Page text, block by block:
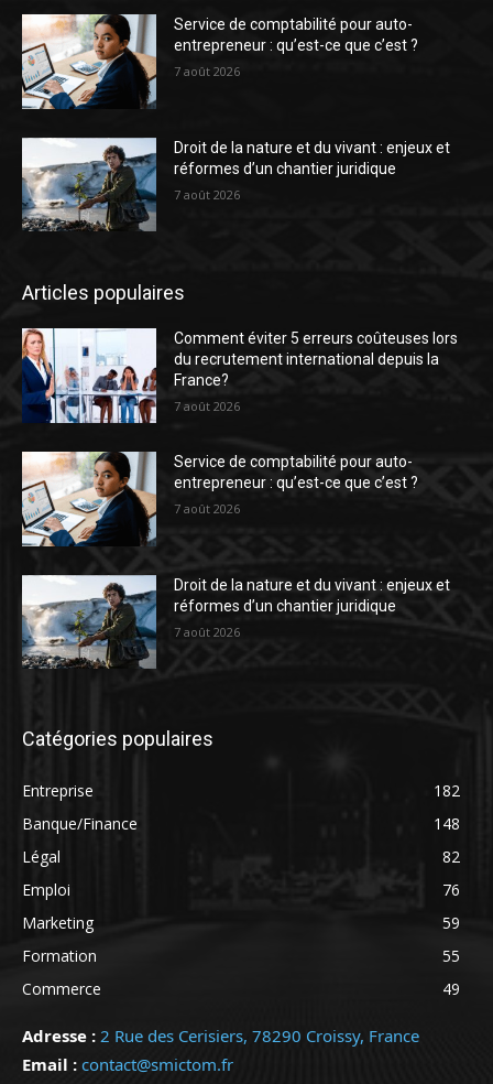
Service de comptabilité pour auto-
entrepreneur : qu’est-ce que c’est ?
7 août 2026
Droit de la nature et du vivant : enjeux et
réformes d’un chantier juridique
7 août 2026
Articles populaires
Comment éviter 5 erreurs coûteuses lors
du recrutement international depuis la
France?
7 août 2026
Service de comptabilité pour auto-
entrepreneur : qu’est-ce que c’est ?
7 août 2026
Droit de la nature et du vivant : enjeux et
réformes d’un chantier juridique
7 août 2026
Catégories populaires
Entreprise
182
Banque/Finance
148
Légal
82
Emploi
76
Marketing
59
Formation
55
Commerce
49
Adresse : 2 Rue des Cerisiers, 78290 Croissy, France
Email : contact@smictom.fr